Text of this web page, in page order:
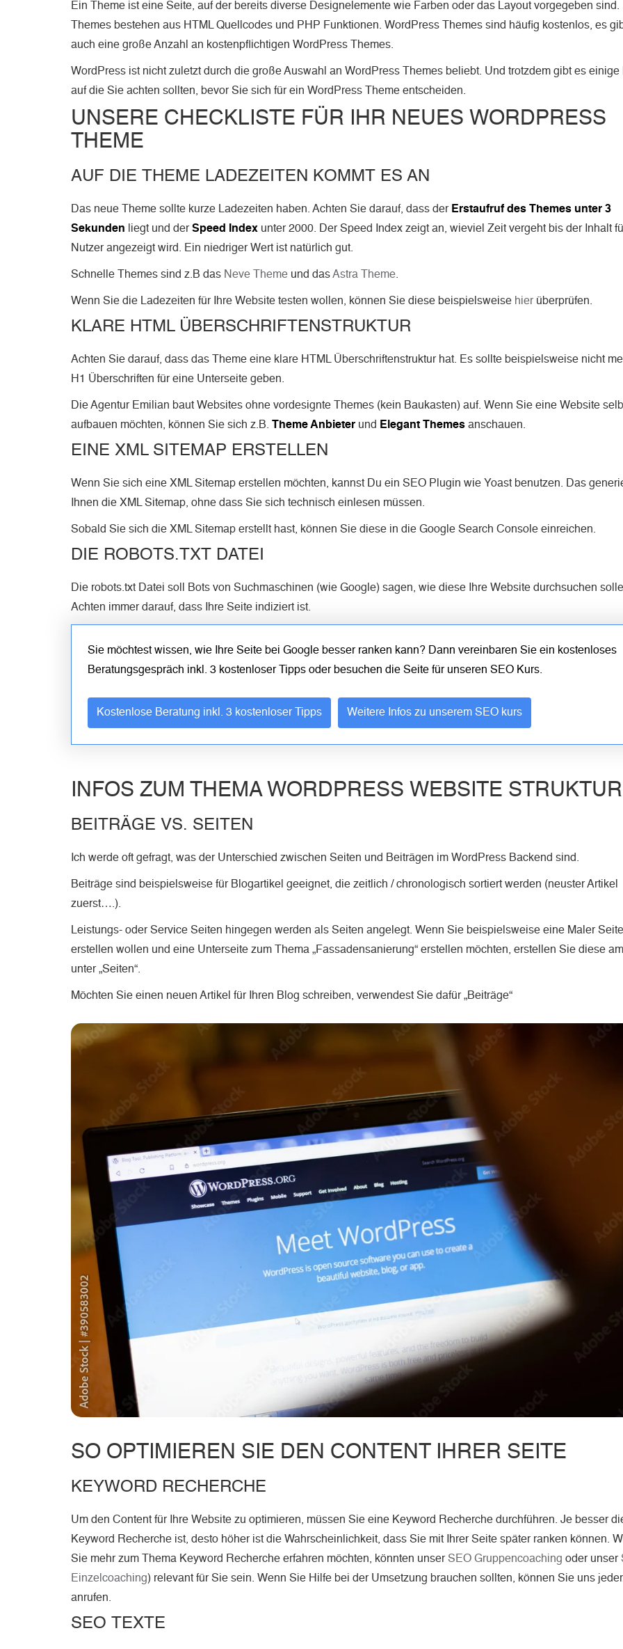
Ein Theme ist eine Seite, auf der bereits diverse Designelemente wie Farben oder das Layout vorgegeben sind.
Themes bestehen aus HTML Quellcodes und PHP Funktionen. WordPress Themes sind häufig kostenlos, es
auch eine große Anzahl an kostenpflichtigen WordPress Themes.
WordPress ist nicht zuletzt durch die große Auswahl an WordPress Themes beliebt. Und trotzdem gibt es einige
auf die Sie achten sollten, bevor Sie sich für ein WordPress Theme entscheiden.
UNSERE CHECKLISTE FÜR IHR NEUES WORDPRESS
THEME
AUF DIE THEME LADEZEITEN KOMMT ES AN
Das neue Theme sollte kurze Ladezeiten haben. Achten Sie darauf, dass der Erstaufruf des Themes unter 3
Sekunden liegt und derSpeed Index unter 2000. Der Speed Index zeigt an, wieviel Zeit vergeht bis der Inhalt
Nutzer angezeigt wird. Ein niedriger Wert ist natürlich gut.
Schnelle Themes sind z.B das Neve Theme und dasAstra Theme.
Wenn Sie die Ladezeiten für Ihre Website testen wollen, können Sie diese beispielsweise hier überprüfen.
KLARE HTML ÜBERSCHRIFTENSTRUKTUR
Achten Sie darauf, dass das Theme eine klare HTML Überschriftenstruktur hat. Es sollte beispielsweise nicht
H1 Überschriften für eine Unterseite geben.
Die Agentur Emilian baut Websites ohne vordesignte Themes (kein Baukasten) auf. Wenn Sie eine Website
aufbauen möchten, können Sie sich z.B. Theme Anbieter und Elegant Themes anschauen.
EINE XML SITEMAP ERSTELLEN
Wenn Sie sich eine XML Sitemap erstellen möchten, kannst Du ein SEO Plugin wie Yoast benutzen. Das
Ihnen die XML Sitemap, ohne dass Sie sich technisch einlesen müssen.
Sobald Sie sich die XML Sitemap erstellt hast, können Sie diese in die Google Search Console einreichen.
DIE ROBOTS.TXT DATEI
Die robots.txt Datei soll Bots von Suchmaschinen (wie Google) sagen, wie diese Ihre Website durchsuchen
Achten immer darauf, dass Ihre Seite indiziert ist.
Sie möchtest wissen, wie Ihre Seite bei Google besser ranken kann? Dann vereinbaren Sie ein kostenloses
Beratungsgespräch inkl. 3 kostenloser Tipps oder besuchen die Seite für unseren SEO Kurs.
Kostenlose Beratung inkl. 3 kostenloser Tipps Weitere Infos zu unserem SEO kurs
INFOS ZUM THEMA WORDPRESS WEBSITE STRUKTUR
BEITRÄGE VS. SEITEN
Ich werde oft gefragt, was der Unterschied zwischen Seiten und Beiträgen im WordPress Backend sind.
Beiträge sind beispielsweise für Blogartikel geeignet, die zeitlich / chronologisch sortiert werden (neuster Artikel
zuerst….).
Leistungs- oder Service Seiten hingegen werden als Seiten angelegt. Wenn Sie beispielsweise eine Maler Seite
erstellen wollen und eine Unterseite zum Thema „Fassadensanierung“ erstellen möchten, erstellen Sie diese
unter „Seiten“.
Möchten Sie einen neuen Artikel für Ihren Blog schreiben, verwendest Sie dafür „Beiträge“
SO OPTIMIEREN SIE DEN CONTENT IHRER SEITE
KEYWORD RECHERCHE
Um den Content für Ihre Website zu optimieren, müssen Sie eine Keyword Recherche durchführen. Je besser
Keyword Recherche ist, desto höher ist die Wahrscheinlichkeit, dass Sie mit Ihrer Seite später ranken können.
Sie mehr zum Thema Keyword Recherche erfahren möchten, könnten unserSEO Gruppencoaching oder unser
Einzelcoaching) relevant für Sie sein. Wenn Sie Hilfe bei der Umsetzung brauchen sollten, können Sie uns
anrufen.
SEO TEXTE